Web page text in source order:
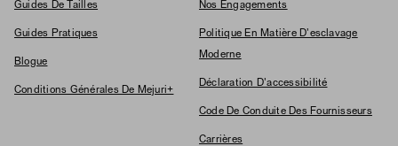
Guides De Tailles
Guides Pratiques
Blogue
Conditions Générales De Mejuri+
Nos Engagements
Politique En Matière D'esclavage
Moderne
Déclaration D'accessibilité
Code De Conduite Des Fournisseurs
Carrières